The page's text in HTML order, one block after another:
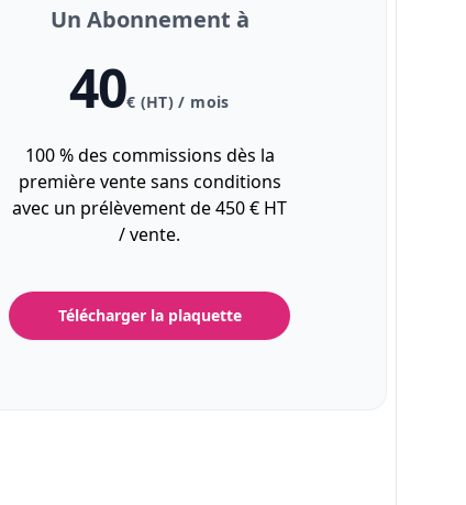
Un Abonnement à
40€ (HT) / mois
100 % des commissions dès la
première vente sans conditions
avec un prélèvement de 450 € HT
/ vente.
Télécharger la plaquette